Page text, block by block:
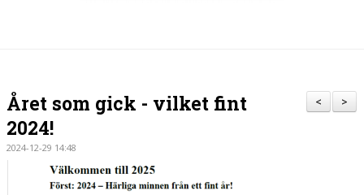
VÅR HISTORIA
BILDGALLERI
>
<
Året som gick - vilket fint
2024!
2024-12-29 14:48